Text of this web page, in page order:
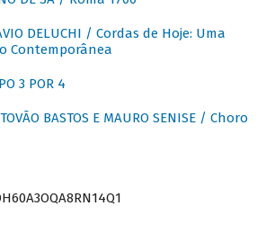
DELUCHI / Cordas de Hoje: Uma
Contemporânea
3 POR 4
BASTOS E MAURO SENISE / Choro